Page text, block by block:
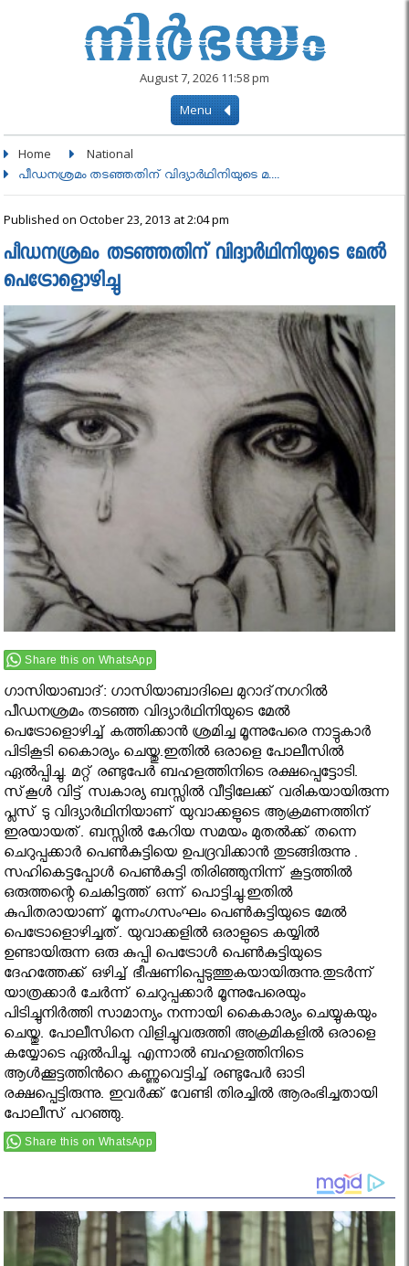
August 7, 2026 11:58 pm
Menu
Home National
പീഡനശ്രമം തടഞ്ഞതിന് വിദ്യാര്‍ഥിനിയുടെ മ....
Published on October 23, 2013 at 2:04 pm
പീഡനശ്രമം തടഞ്ഞതിന് വിദ്യാര്‍ഥിനിയുടെ മേല്‍
പെട്രോളൊഴിച്ചു
Share this on WhatsApp
ഗാസിയാബാദ്: ഗാസിയാബാദിലെ മുറാദ്‌നഗറിൽ
പീഡനശ്രമം തടഞ്ഞ വിദ്യാര്‍ഥിനിയുടെ മേല്‍
പെട്രോളൊഴിച്ച് കത്തിക്കാന്‍ ശ്രമിച്ച മൂന്നുപേരെ നാട്ടുകാര്‍
പിടികൂടി കൈാര്യം ചെയ്തു.ഇതില്‍ ഒരാളെ പോലീസില്‍
ഏല്‍പ്പിച്ചു. മറ്റ് രണ്ടുപേര്‍ ബഹളത്തിനിടെ രക്ഷപ്പെട്ടോടി.
സ്‌കൂള്‍ വിട്ട് സ്വകാര്യ ബസ്സില്‍ വീട്ടിലേക്ക് വരികയായിരുന്ന
പ്ലസ് ടു വിദ്യാര്‍ഥിനിയാണ് യുവാക്കളുടെ ആക്രമണത്തിന്
ഇരയായത്. ബസ്സില്‍ കേറിയ സമയം മുതല്‍ക്ക് തന്നെ
ചെറുപ്പക്കാര്‍ പെണ്‍കുട്ടിയെ ഉപദ്രവിക്കാന്‍ തുടങ്ങിരുന്നു .
സഹികെട്ടപ്പോള്‍ പെണ്‍കുട്ടി തിരിഞ്ഞുനിന്ന് കൂട്ടത്തില്‍
ഒരുത്തന്റെ ചെകിട്ടത്ത് ഒന്ന് പൊട്ടിച്ചു.ഇതില്‍
കുപിതരായാണ് മൂന്നംഗസംഘം പെണ്‍കുട്ടിയുടെ മേല്‍
പെട്രോളൊഴിച്ചത്. യുവാക്കളില്‍ ഒരാളുടെ കയ്യില്‍
ഉണ്ടായിരുന്ന ഒരു കുപ്പി പെട്രോള്‍ പെണ്‍കുട്ടിയുടെ
ദേഹത്തേക്ക് ഒഴിച്ച് ഭീഷണിപ്പെടുത്തുകയായിരുന്നു.തുടർന്ന്
യാത്രക്കാര്‍ ചേർന്ന് ചെറുപ്പക്കാര്‍ മൂന്നുപേരെയും
പിടിച്ചുനിര്‍ത്തി സാമാന്യം നന്നായി കൈകാര്യം ചെയ്യുകയും
ചെയ്തു. പോലീസിനെ വിളിച്ചുവരുത്തി അക്രമികളില്‍ ഒരാളെ
കയ്യോടെ ഏല്‍പിച്ചു. എന്നാല്‍ ബഹളത്തിനിടെ
ആള്‍ക്കൂട്ടത്തിൻറെ കണ്ണുവെട്ടിച്ച് രണ്ടുപേര്‍ ഓടി
രക്ഷപ്പെട്ടിരുന്നു. ഇവര്‍ക്ക് വേണ്ടി തിരച്ചില്‍ ആരംഭിച്ചതായി
പോലീസ് പറഞ്ഞു.
Share this on WhatsApp